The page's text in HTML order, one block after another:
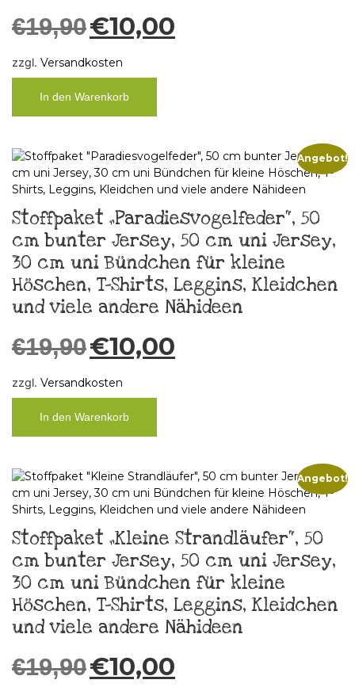
€19,90€10,00
zzgl. Versandkosten
In den Warenkorb
Angebot!
Stoffpaket „Paradiesvogelfeder“, 50
cm bunter Jersey, 50 cm uni Jersey,
30 cm uni Bündchen für kleine
Höschen, T-Shirts, Leggins, Kleidchen
und viele andere Nähideen
€19,90€10,00
zzgl. Versandkosten
In den Warenkorb
Angebot!
Stoffpaket „Kleine Strandläufer“, 50
cm bunter Jersey, 50 cm uni Jersey,
30 cm uni Bündchen für kleine
Höschen, T-Shirts, Leggins, Kleidchen
und viele andere Nähideen
€19,90€10,00